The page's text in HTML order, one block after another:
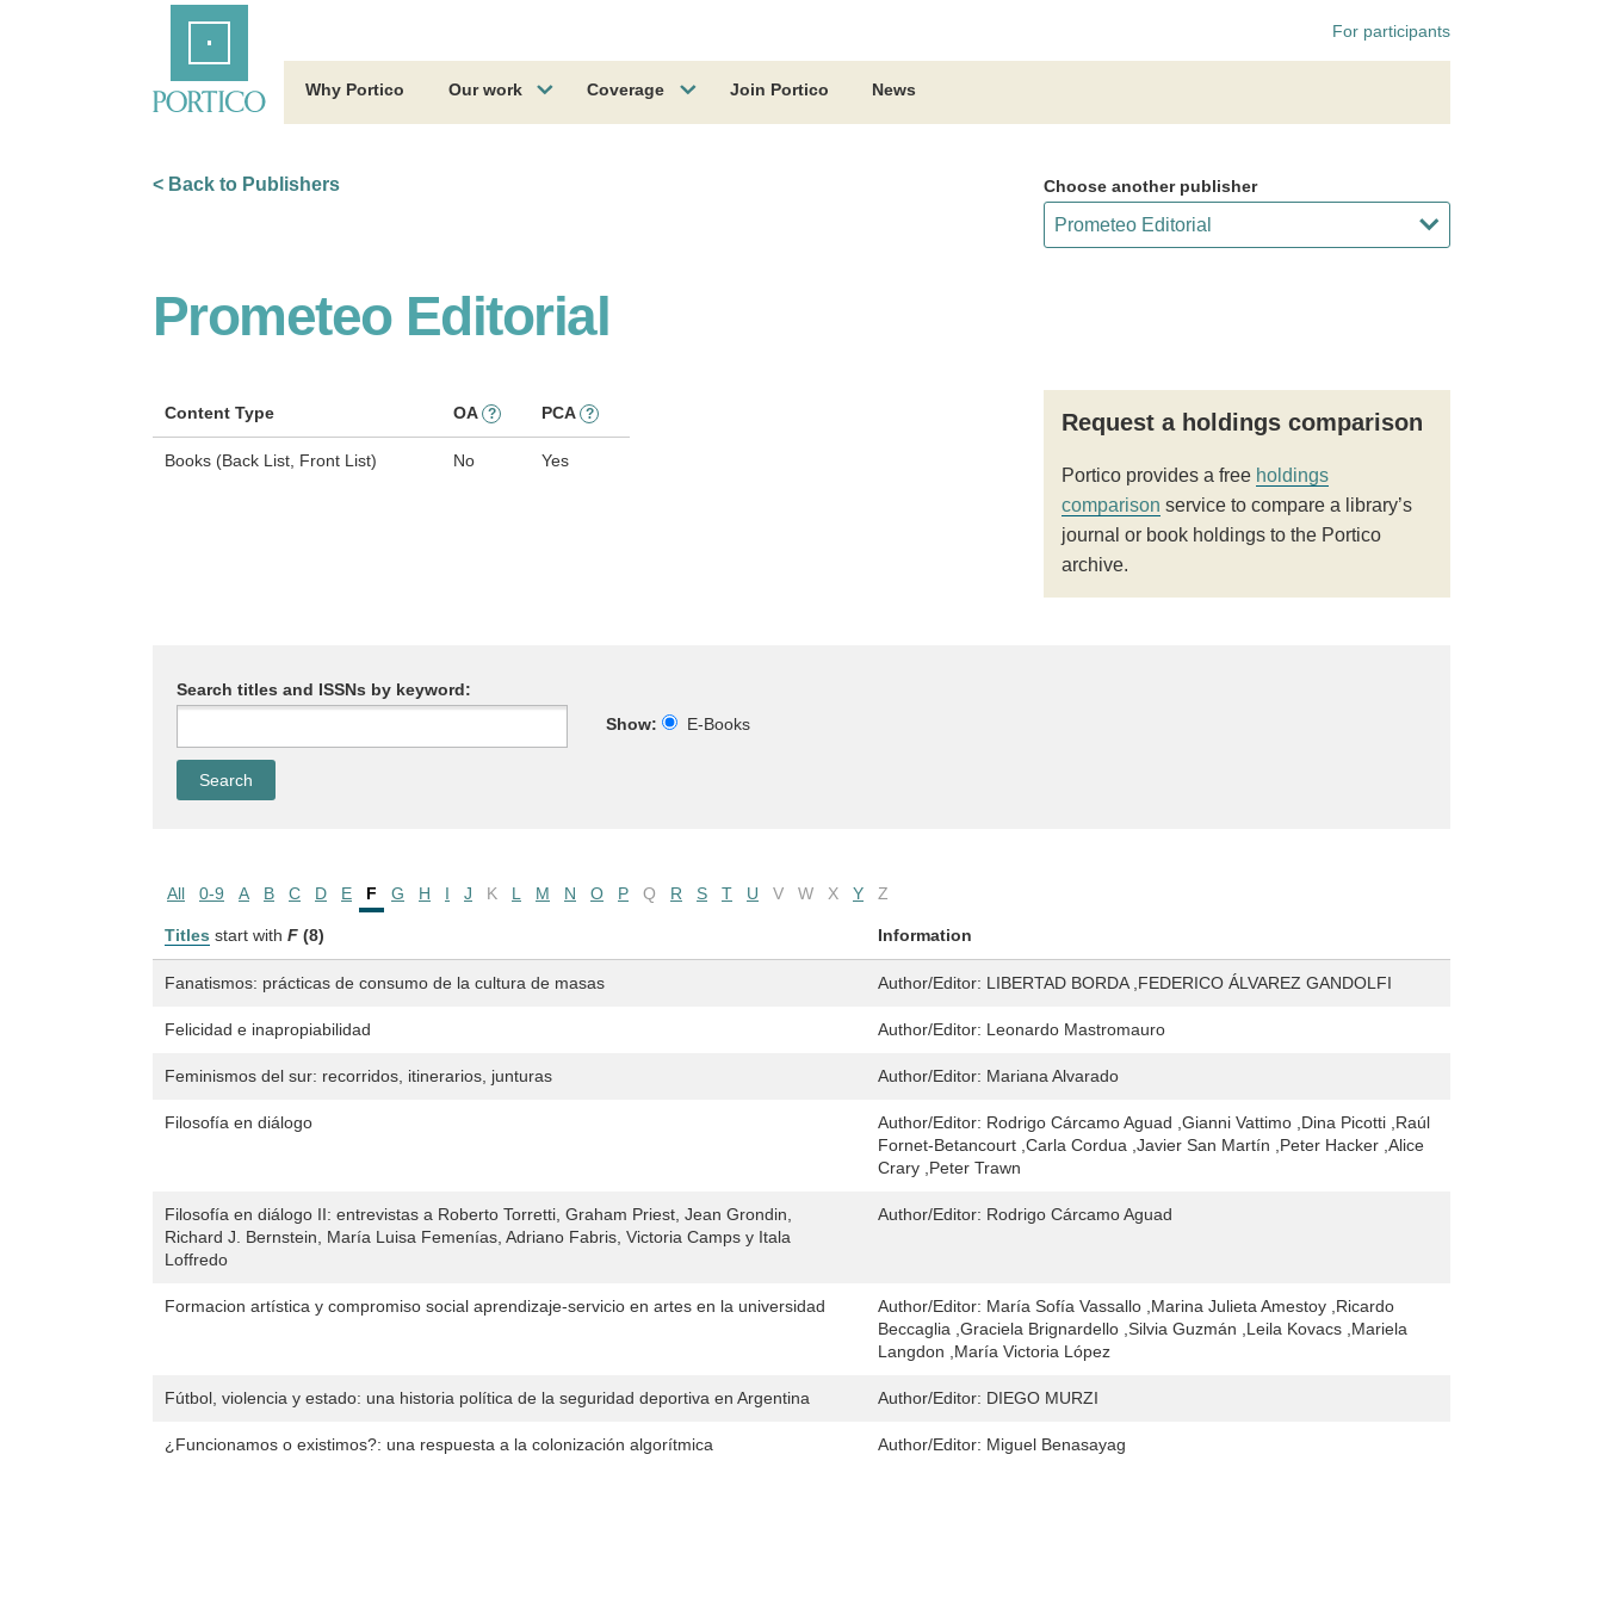
For participants
Why Portico Our work Coverage Join Portico News
< Back to Publishers Choose another publisher
Prometeo Editorial
Content Type OA ? PCA ?
Books (Back List, Front List) No Yes
Request a holdings comparison
Portico provides a free holdings
comparison service to compare a library’s
journal or book holdings to the Portico
archive.
Search titles and ISSNs by keyword:
Show:
E-Books
All 0-9 A B C D E F G H I J K L M N O P Q R S T U V W X Y Z
Titles start with F (8) Information
Fanatismos: prácticas de consumo de la cultura de masas Author/Editor: LIBERTAD BORDA ,FEDERICO ÁLVAREZ GANDOLFI
Felicidad e inapropiabilidad Author/Editor: Leonardo Mastromauro
Feminismos del sur: recorridos, itinerarios, junturas Author/Editor: Mariana Alvarado
Filosofía en diálogo Author/Editor: Rodrigo Cárcamo Aguad ,Gianni Vattimo ,Dina Picotti ,Raúl
Fornet-Betancourt ,Carla Cordua ,Javier San Martín ,Peter Hacker ,Alice
Crary ,Peter Trawn
Filosofía en diálogo II: entrevistas a Roberto Torretti, Graham Priest, Jean Grondin,
Richard J. Bernstein, María Luisa Femenías, Adriano Fabris, Victoria Camps y Itala
Loffredo
Author/Editor: Rodrigo Cárcamo Aguad
Formacion artística y compromiso social aprendizaje-servicio en artes en la universidad Author/Editor: María Sofía Vassallo ,Marina Julieta Amestoy ,Ricardo
Beccaglia ,Graciela Brignardello ,Silvia Guzmán ,Leila Kovacs ,Mariela
Langdon ,María Victoria López
Fútbol, violencia y estado: una historia política de la seguridad deportiva en Argentina Author/Editor: DIEGO MURZI
¿Funcionamos o existimos?: una respuesta a la colonización algorítmica Author/Editor: Miguel Benasayag